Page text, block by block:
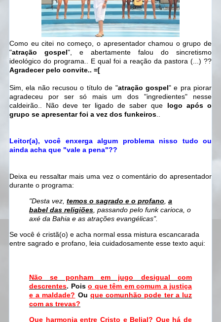
Como eu citei no começo, o apresentador chamou o grupo de
"atração gospel", e abertamente falou do sincretismo
ideológico do programa.. E qual foi a reação da pastora (...) ??
Agradecer pelo convite.. =[
Sim, ela não recusou o título de "atração gospel" e pra piorar
agradeceu por ser só mais um dos "ingredientes" nesse
caldeirão.. Não deve ter ligado de saber que logo após o
grupo se apresentar foi a vez dos funkeiros
Leitor(a), você enxerga algum problema nisso tudo ou
ainda acha que "vale a pena"??
Deixa eu ressaltar mais uma vez o comentário do apresentador
durante o programa:
"Desta vez, temos o sagrado e o profano a
babel das religiões , passando pelo funk carioca, o
axé da Bahia e as atrações evangélicas".
Se você é cristã(o) e acha normal essa mistura escancarada
entre sagrado e profano, leia cuidadosamente esse texto aqui:
Não se ponham em jugo desigual com
descrentes. Pois o que têm em comum a justiça
e a maldade? Ou que comunhão pode ter a luz
com as trevas?
Que harmonia entre Cristo e Belial? Que há de